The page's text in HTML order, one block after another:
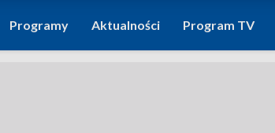
Programy Aktualności Program TV